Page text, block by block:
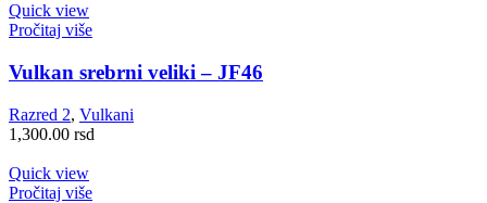
Quick view
Pročitaj više
Vulkan srebrni veliki – JF46
Razred 2, Vulkani
1,300.00 rsd
Quick view
Pročitaj više